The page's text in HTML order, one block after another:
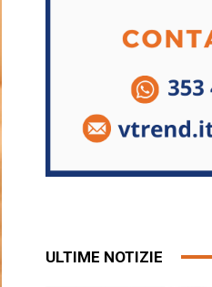
ULTIME NOTIZIE